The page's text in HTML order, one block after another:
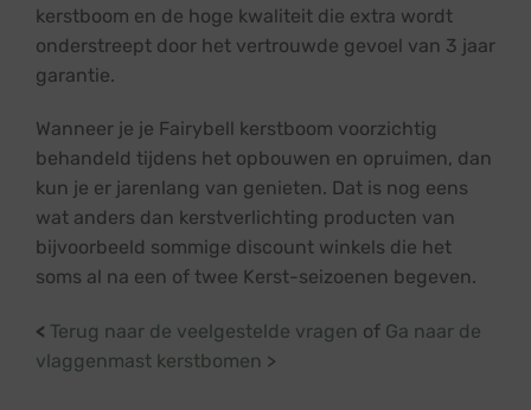
kerstboom en de hoge kwaliteit die extra wordt
onderstreept door het vertrouwde gevoel van 3 jaar
garantie.
Wanneer je je Fairybell kerstboom voorzichtig
behandeld tijdens het opbouwen en opruimen, dan
kun je er jarenlang van genieten. Dat is nog eens
wat anders dan kerstverlichting producten van
bijvoorbeeld sommige discount winkels die het
soms al na een of twee Kerst-seizoenen begeven.
< Terug naar de veelgestelde vragen of Ga naar de
vlaggenmast kerstbomen >